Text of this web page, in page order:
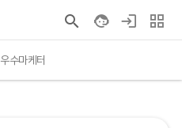
우수마케터